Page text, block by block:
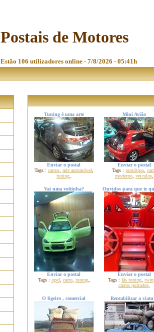
Postais de Motores
Estão 106 utilizadores online - 7/8/2026 - 05:41h
Tuning é uma arte
Enviar o postal
Tags : carros, arte automóvel
tuning
Mini Avião
Enviar o postal
Tags : protótipo,
moderno, veículos,
Vai uma voltinha?
Enviar o postal
Tags : opel carro, tuning,
Ouvidos para que te
Enviar o postal
Tags : fãs tuning
carros quitados,
O ligeiro , comercial Rentabilizar a